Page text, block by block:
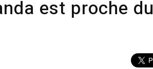
est proche du